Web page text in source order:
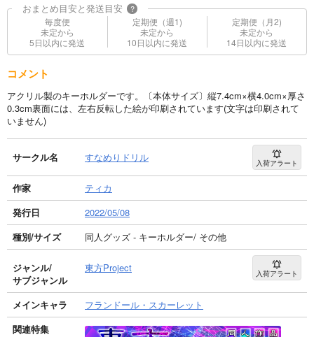
おまとめ目安と発送目安 ?
毎度便
未定から
5日以内に発送
定期便（週1)
未定から
10日以内に発送
定期便（月2)
未定から
14日以内に発送
コメント
アクリル製のキーホルダーです。〔本体サイズ〕縦7.4cm×横4.0cm×厚さ
0.3cm裏面には、左右反転した絵が印刷されています(文字は印刷されて
いません)
サークル名 すなめりドリル 入荷アラート
作家
ティカ
発行日
2022/05/08
種別/サイズ
同人グッズ - キーホルダー/ その他
ジャンル/
サブジャンル
東方Project 入荷アラート
メインキャラ
フランドール・スカーレット
関連特集